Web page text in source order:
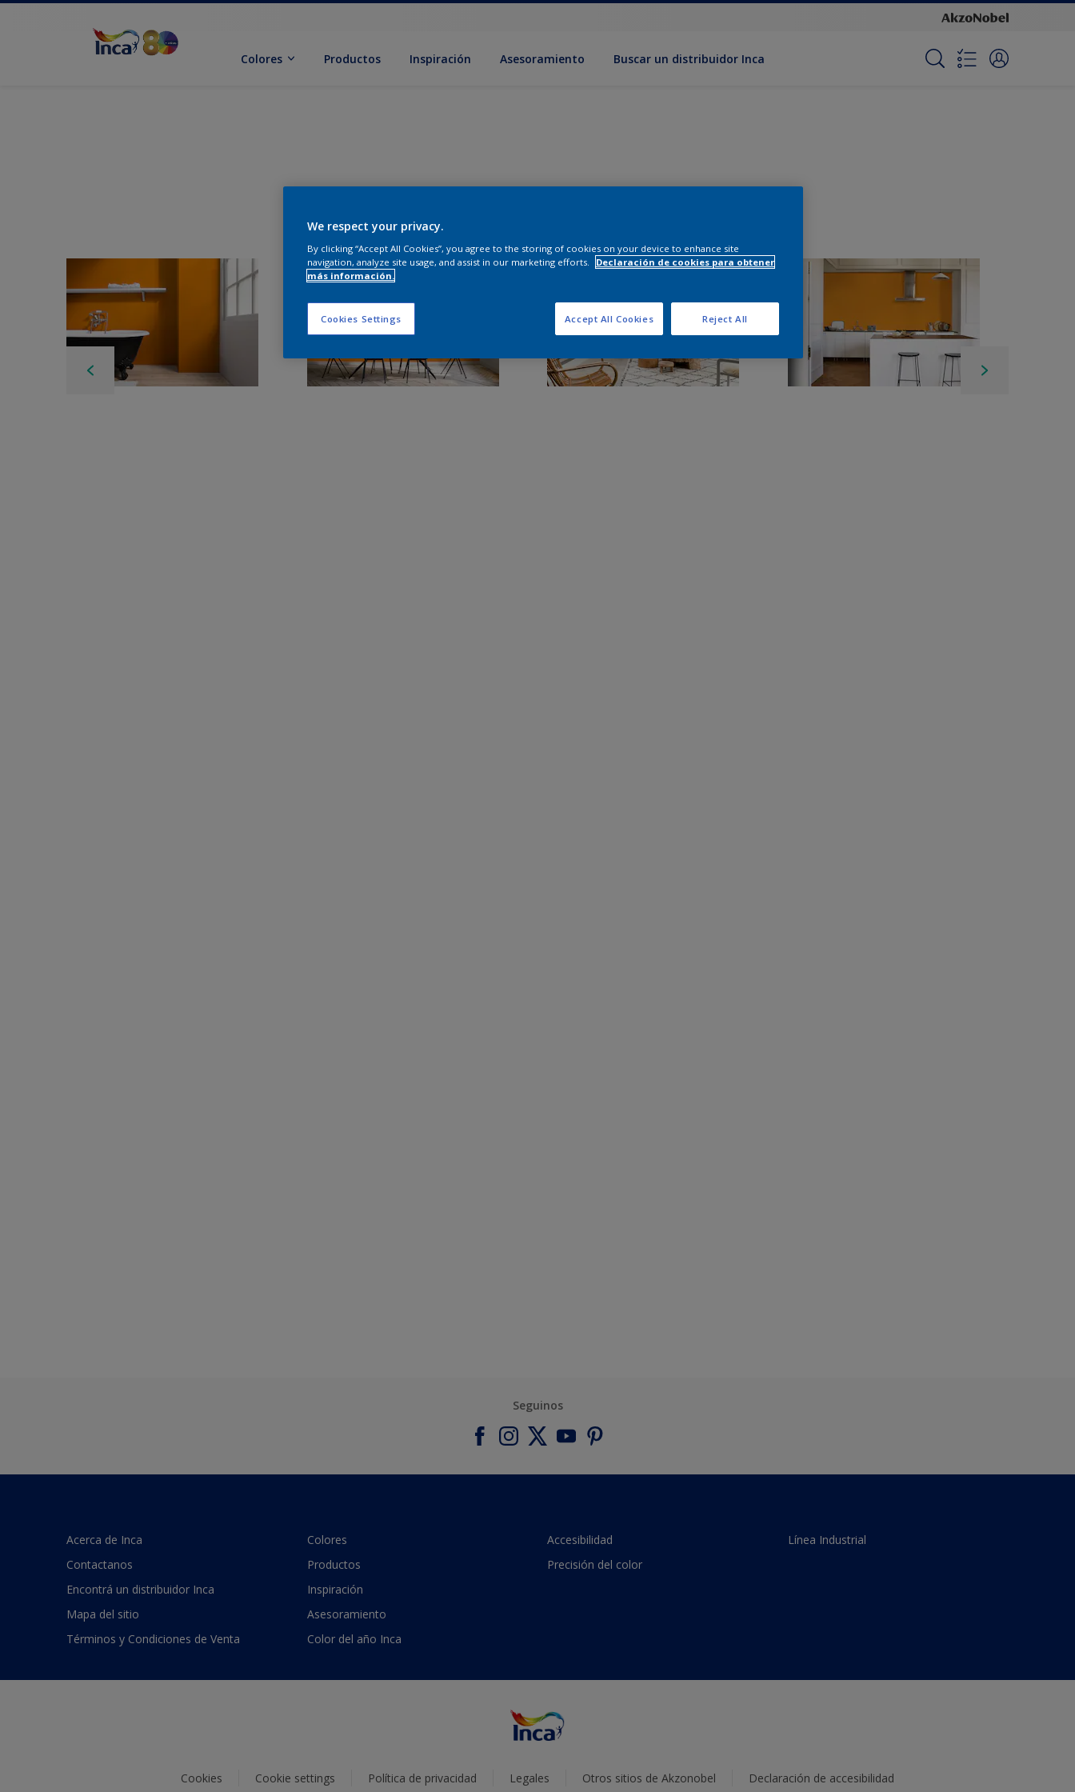
Colores Productos Inspiración Asesoramiento Buscar un distribuidor Inca
Seguinos
Acerca de Inca
Contactanos
Encontrá un distribuidor Inca
Mapa del sitio
Términos y Condiciones de Venta
Colores
Productos
Inspiración
Asesoramiento
Color del año Inca
Accesibilidad
Precisión del color
Línea Industrial
Cookies Cookie settings Política de privacidad Legales Otros sitios de Akzonobel Declaración de accesibilidad
We respect your privacy.
By clicking “Accept All Cookies”, you agree to the storing of cookies on your device to enhance site
navigation, analyze site usage, and assist in our marketing efforts.
Declaración de cookies para obtener
más información.
Cookies Settings Reject All
Accept All Cookies